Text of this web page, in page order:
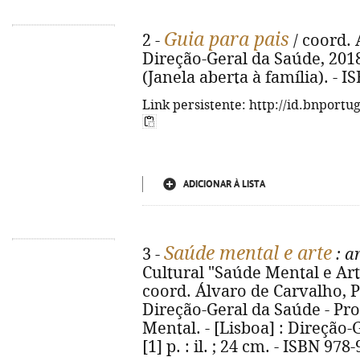
2 - Guia para pais / coord.
Direção-Geral da Saúde,
(Janela aberta à família). -
Link persistente: http://
ADICIONAR À LISTA
3 - Saúde mental e arte :
Cultural "Saúde Mental e
coord. Álvaro de Carvalho,
Direção-Geral da Saúde -
Mental. - [Lisboa] : Direção-
[1] p. : il. ; 24 cm. - ISBN 978-